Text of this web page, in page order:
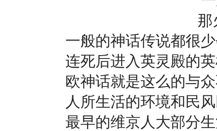
那
一般的神话传说都很
连死后进入英灵殿的
欧神话就是这么的与
人所生活的环境和民
最早的维京人大部分